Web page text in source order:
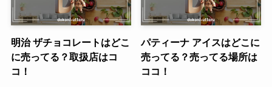
明治 ザチョコレートはどこ
に売ってる？取扱店はコ
コ！
パティーナ アイスはどこに
売ってる？売ってる場所は
ココ！